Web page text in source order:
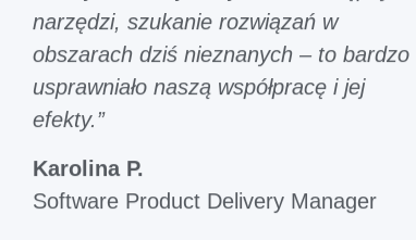
h
d
a
o
narzędzi, szukanie rozwiązań w
obszarach dziś nieznanych – to bardzo
usprawniało naszą współpracę i jej
efekty.”
Karolina P.
Software Product Delivery Manager